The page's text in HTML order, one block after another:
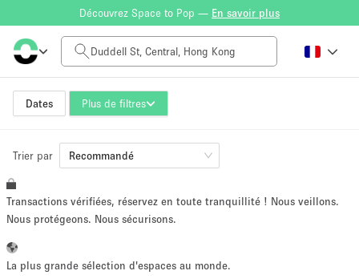
Découvrez Space to Pop — En savoir plus
Dates Plus de filtres
Tarif à la journée
HK$0
Taille de l'espace
~ 13 personnes
Trier par Recommandé
Transactions vérifiées, réservez en toute tranquillité ! Nous veillons.
Nous protégeons. Nous sécurisons.
La plus grande sélection d'espaces au monde.